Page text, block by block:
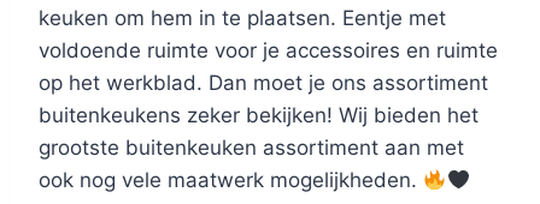
keuken om hem in te plaatsen. Eentje met
voldoende ruimte voor je accessoires en ruimte
op het werkblad. Dan moet je ons assortiment
buitenkeukens zeker bekijken! Wij bieden het
grootste buitenkeuken assortiment aan met
ook nog vele maatwerk mogelijkheden.